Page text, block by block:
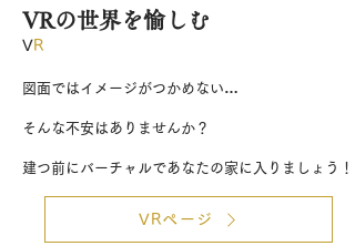
VRの世界を愉しむ
VR
図面ではイメージがつかめない…
そんな不安はありませんか？
​建つ前にバーチャルであなたの家に入りましょう！
VRページ